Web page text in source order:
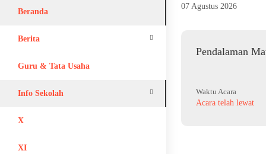
Login
Register
Beranda
Berita
Adiwiyata
Guru & Tata Usaha
Info Sekolah
Lain-lain
X
XI
07 Agustus 2026
Pendalaman
Waktu Acara
Acara telah lewat